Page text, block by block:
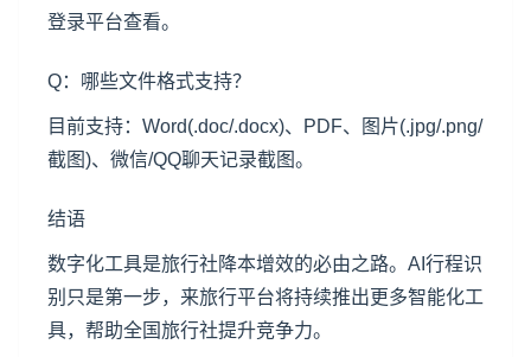
登录平台查看。
Q：哪些文件格式支持？
目前支持：Word(.doc/.docx)、PDF、图片(.jpg/.png/
截图)、微信/QQ聊天记录截图。
结语
数字化工具是旅行社降本增效的必由之路。AI行程识
别只是第一步，来旅行平台将持续推出更多智能化工
具，帮助全国旅行社提升竞争力。